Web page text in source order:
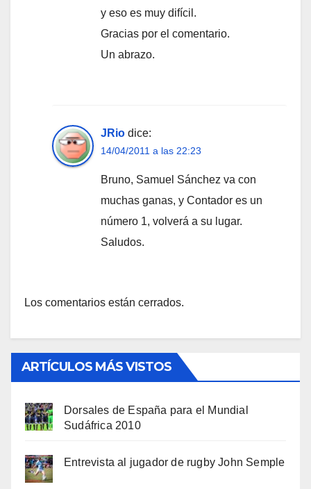
y eso es muy difícil.
Gracias por el comentario.
Un abrazo.
JRio dice:
14/04/2011 a las 22:23
Bruno, Samuel Sánchez va con
muchas ganas, y Contador es un
número 1, volverá a su lugar.
Saludos.
Los comentarios están cerrados.
ARTÍCULOS MÁS VISTOS
Dorsales de España para el Mundial
Sudáfrica 2010
Entrevista al jugador de rugby John Semple